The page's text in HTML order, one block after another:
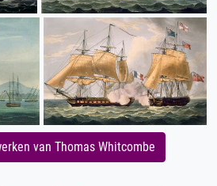
van Thomas Whitcombe